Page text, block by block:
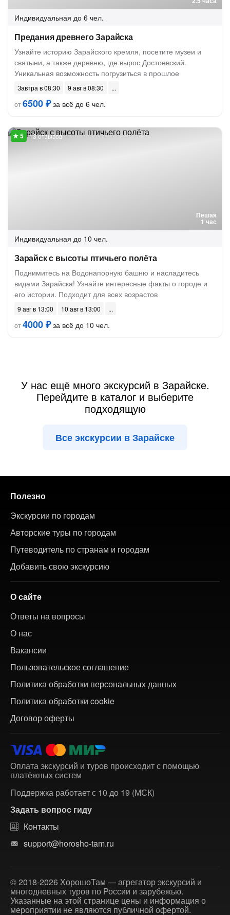
Индивидуальная до 6 чел.
Предания древнего Зарайска
Узнайте историю Зарайского кремля, посетите музеи и
святыни, а также деревню, где вырос Достоевский.
Уникальная возможность погрузиться в прошлое
Завтра в 08:30
9 авг в 08:30
от6500 ₽за всё до 6 чел.
Пешая
1 час
13 отзывов
Индивидуальная до 10 чел.
Зарайск с высоты птичьего полёта
Поднимитесь на Водонапорную башню и насладитесь
видами Зарайска! Узнайте интересные факты о городе и
его истории. Подходит для всех возрастов
9 авг в 13:00
10 авг в 13:00
от4000 ₽за всё до 10 чел.
У нас ещё много экскурсий в Зарайске.
Перейдите в каталог и выберите
подходящую
Все экскурсии в Зарайске
Полезно
Экскурсии по городам
Авторские туры по городам
Путеводитель по странам и городам
Добавить свою экскурсию
О сайте
Ответы на вопросы
О нас
Вакансии
Пользовательское соглашение
Политика обработки персональных данных
Политика обработки cookie
Договор оферты
Оплата экскурсий и туров происходит с помощью
платёжных систем
Поддержка работает с 10 до 19 (МСК)
Задать вопрос гиду
Контакты
support@horosho-tam.ru
© 2018-2026 ХорошоТам — агрегатор экскурсий и
многодневных туров по России и зарубежью.
Указанные на этой странице цены и информация о
мероприятии не являются публичной офертой.